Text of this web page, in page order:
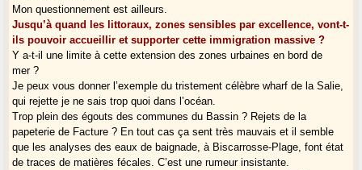
Mon questionnement est ailleurs.
Jusqu’à quand les littoraux, zones sensibles par excellence, vont-t-
ils pouvoir accueillir et supporter cette immigration massive ?
Y a-t-il une limite à cette extension des zones urbaines en bord de
mer ?
Je peux vous donner l’exemple du tristement célèbre wharf de la Salie,
qui rejette je ne sais trop quoi dans l’océan.
Trop plein des égouts des communes du Bassin ? Rejets de la
papeterie de Facture ? En tout cas ça sent très mauvais et il semble
que les analyses des eaux de baignade, à Biscarrosse-Plage, font état
de traces de matières fécales. C’est une rumeur insistante.